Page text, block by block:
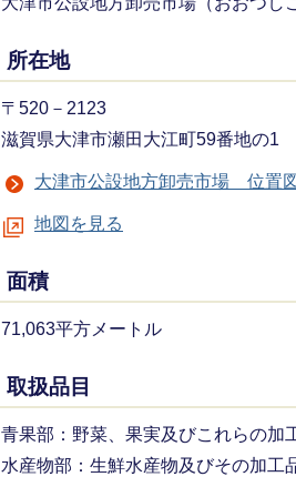
所在地
〒520－2123
滋賀県大津市瀬田大江町59番地の1
大津市公設地方卸売市場 位置図
地図を見る
面積
71,063平方メートル
取扱品目
青果部：野菜、果実及びこれらの加
水産物部：生鮮水産物及びその加工